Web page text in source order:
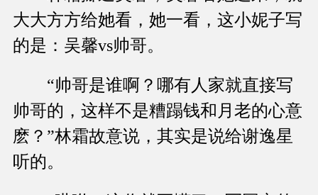
大大方方给她看，她一看，这小妮子写
的是：吴馨vs帅哥。
“帅哥是谁啊？哪有人家就直接写
帅哥的，这样不是糟蹋钱和月老的心意
麽？”林霜故意说，其实是说给谢逸星
听的。